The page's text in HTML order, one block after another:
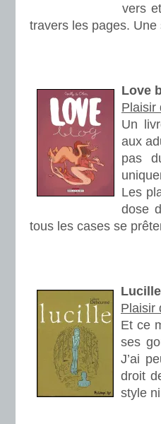
vers
travers les pages.
Love
Plaisir
Un
aux
pas
Les
dose
tous les cases se
Plaisir
Et ce
ses
J’ai
droit
style